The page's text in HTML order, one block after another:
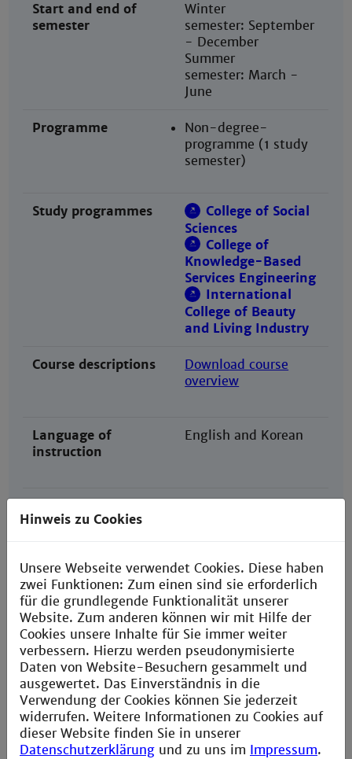
Start and end of
semester
Winter
semester: September
- December
Summer
semester: March -
June
Programme
Non-degree-
programme (1 study
semester)
Study programmes
College of Social
Sciences
College of
Knowledge-Based
Services Engineering
International
College of Beauty
and Living Industry
Course descriptions
Download course
overview
Language of
instruction
English and Korean
requirements
Referenzrahmen
Your application
deadline
@department
December 31st
for the winter
semester of the
following year
May 31st
for thesummer
semesterof the
following year
Hinweis zu Cookies
Unsere Webseite verwendet Cookies. Diese haben
zwei Funktionen: Zum einen sind sie erforderlich
für die grundlegende Funktionalität unserer
Website. Zum anderen können wir mit Hilfe der
Cookies unsere Inhalte für Sie immer weiter
verbessern. Hierzu werden pseudonymisierte
Daten von Website-Besuchern gesammelt und
ausgewertet. Das Einverständnis in die
Verwendung der Cookies können Sie jederzeit
widerrufen. Weitere Informationen zu Cookies auf
dieser Website finden Sie in unserer
Datenschutzerklärung und zu uns im Impressum.